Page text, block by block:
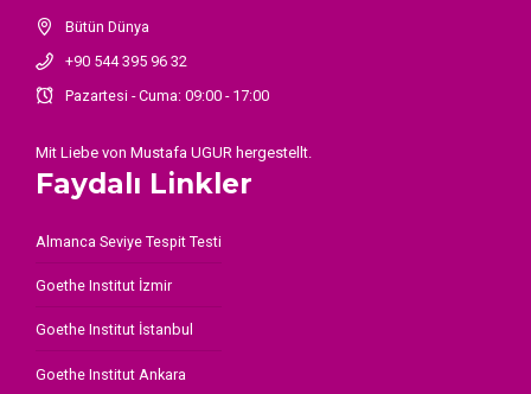
Bütün Dünya
+90 544 395 96 32
Pazartesi - Cuma: 09:00 - 17:00
Mit Liebe von Mustafa UGUR hergestellt.
Faydalı Linkler
Almanca Seviye Tespit Testi
Goethe Institut İzmir
Goethe Institut İstanbul
Goethe Institut Ankara